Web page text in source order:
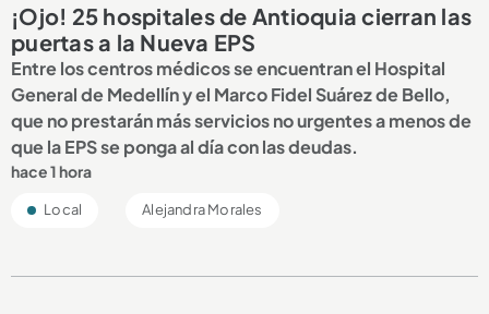
¡Ojo! 25 hospitales de Antioquia cierran las
puertas a la Nueva EPS
Entre los centros médicos se encuentran el Hospital
General de Medellín y el Marco Fidel Suárez de Bello,
que no prestarán más servicios no urgentes a menos de
que la EPS se ponga al día con las deudas.
hace 1 hora
Local Alejandra Morales